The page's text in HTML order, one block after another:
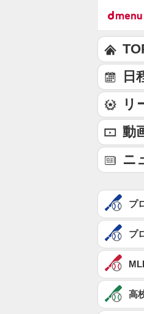
日
リ
動
ニ
プ
プ
高